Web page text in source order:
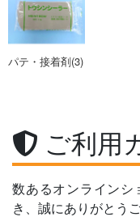
パテ・接着剤(3)
ご利用
数あるオンラインシ
き、誠にありがとう